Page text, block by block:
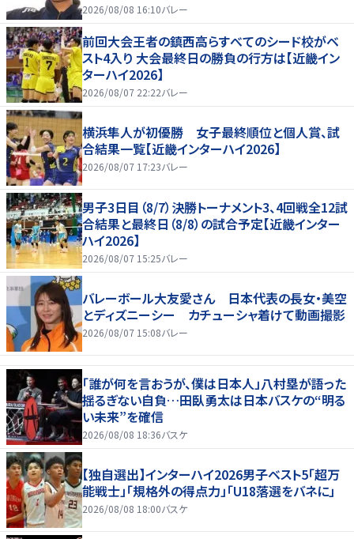
2026/08/08 16:10バレー
前回大会王者の鎮西高らすべてのシード校がベ
スト4入り 大会最終日の勝負の行方は【近畿イン
ターハイ2026】
2026/08/07 22:22バレー
横浜隼人が初優勝 女子最終順位と個人賞、試
合結果一覧【近畿インターハイ2026】
2026/08/07 17:23バレー
男子3日目（8/7）決勝トーナメント3、4回戦全12試
合結果と最終日（8/8）の試合予定【近畿インター
ハイ2026】
2026/08/07 15:25バレー
バレーボール大友愛さん 日本代表の長女・美空
とディズニーシー カチューシャ着けて動画撮影
2026/08/07 15:08バレー
「誰が何を言おうが、僕は日本人」八村塁が語った
揺るぎない自負…田臥勇太は日本バスケの“明る
い未来”を確信
2026/08/08 18:36バスケ
【独自選出】インターハイ2026男子ベスト5「超万
能戦士」「規格外の得点力」「U18落選をバネに」
2026/08/08 18:00バスケ